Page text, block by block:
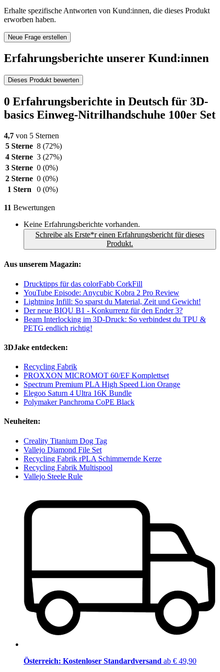
Erhalte spezifische Antworten von Kund:innen, die dieses Produkt
erworben haben.
Neue Frage erstellen
Erfahrungsberichte unserer Kund:innen
Dieses Produkt bewerten
0 Erfahrungsberichte in Deutsch für 3D-
basics Einweg-Nitrilhandschuhe 100er Set
4,7 von 5 Sternen
5 Sterne 8 (72%)
4 Sterne 3 (27%)
3 Sterne 0 (0%)
2 Sterne 0 (0%)
1 Stern
0 (0%)
11 Bewertungen
Keine Erfahrungsberichte vorhanden.
Schreibe als Erste*r einen Erfahrungsbericht für dieses
Produkt.
Aus unserem Magazin:
Drucktipps für das colorFabb CorkFill
YouTube Episode: Anycubic Kobra 2 Pro Review
Lightning Infill: So sparst du Material, Zeit und Gewicht!
Der neue BIQU B1 - Konkurrenz für den Ender 3?
Beam Interlocking im 3D-Druck: So verbindest du TPU &
PETG endlich richtig!
3DJake entdecken:
Recycling Fabrik
PROXXON MICROMOT 60/EF Komplettset
Spectrum Premium PLA High Speed Lion Orange
Elegoo Saturn 4 Ultra 16K Bundle
Polymaker Panchroma CoPE Black
Neuheiten:
Creality Titanium Dog Tag
Vallejo Diamond File Set
Recycling Fabrik rPLA Schimmernde Kerze
Recycling Fabrik Multispool
Vallejo Steele Rule
Österreich: Kostenloser Standardversand ab € 49,90